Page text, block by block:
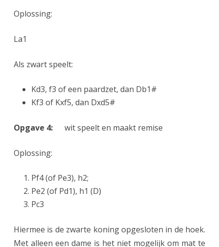
Oplossing:
La1
Als zwart speelt:
Kd3, f3 of een paardzet, dan Db1#
Kf3 of Kxf5, dan Dxd5#
Opgave 4: wit speelt en maakt remise
Oplossing:
Pf4 (of Pe3), h2;
Pe2 (of Pd1), h1 (D)
Pc3
Hiermee is de zwarte koning opgesloten in de hoek.
Met alleen een dame is het niet mogelijk om mat te